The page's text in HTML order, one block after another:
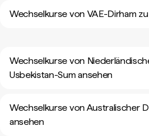
Wechselkurse von VAE-Dirham
Wechselkurse von
Usbekistan-Sum ansehen
Wechselkurse von Australischer
ansehen